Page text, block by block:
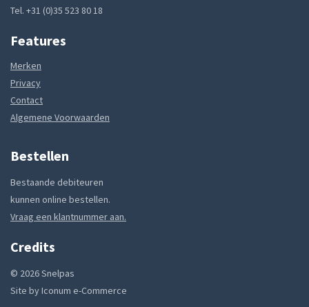
Tel. +31 (0)35 523 80 18
Features
Merken
Privacy
Contact
Algemene Voorwaarden
Bestellen
Bestaande debiteuren
kunnen online bestellen.
Vraag een klantnummer aan.
Credits
© 2026 Snelpas
Site byIconum e-Commerce